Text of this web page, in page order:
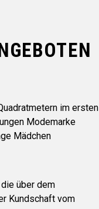
im ersten
Modemarke
Mädchen
über dem
Kundschaft vom